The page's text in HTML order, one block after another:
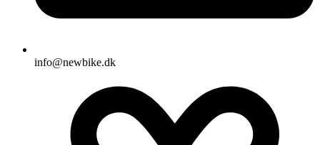
info@newbike.dk